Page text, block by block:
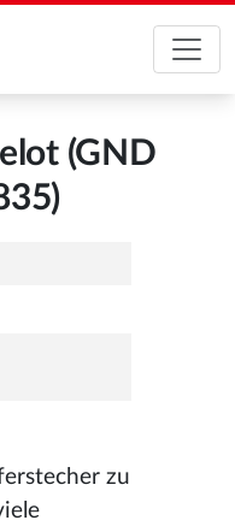
(GND
zu